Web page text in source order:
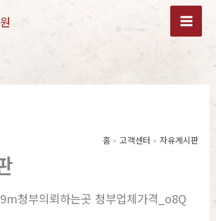
홈 고객센터 자유게시판
청부의뢰하는곳 청부업체가격_o8Q